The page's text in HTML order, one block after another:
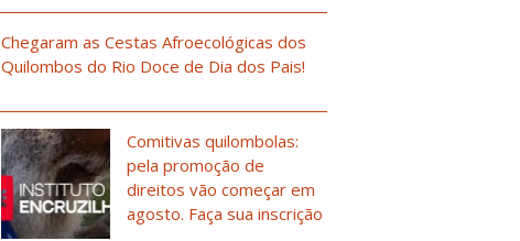
Chegaram as Cestas Afroecológicas dos
Quilombos do Rio Doce de Dia dos Pais!
Comitivas quilombolas:
pela promoção de
direitos vão começar em
agosto. Faça sua inscrição